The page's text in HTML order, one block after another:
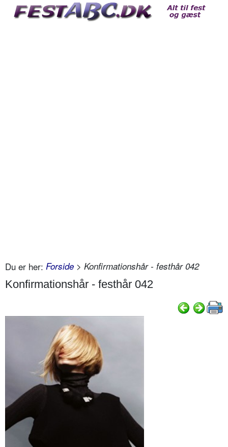
Du er her: Forside > Konfirmationshår - festhår 042
Konfirmationshår - festhår 042